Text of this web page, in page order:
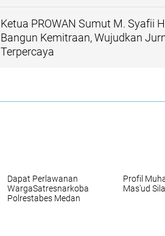
Ketua PROWAN Sumut M. Syafii
Bangun Kemitraan, Wujudkan
Terpercaya
Dapat Perlawanan
WargaSatresnarkoba
Polrestabes Medan
Profil
Mas'ud